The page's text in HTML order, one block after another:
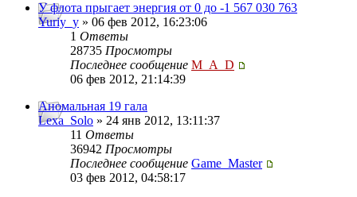
У флота прыгает энергия от 0 до -1 567 030 763
Yuriy_y » 06 фев 2012, 16:23:06
1 Ответы
28735 Просмотры
Последнее сообщение M_A_D
06 фев 2012, 21:14:39
Аномальная 19 гала
Lexa_Solo » 24 янв 2012, 13:11:37
11 Ответы
36942 Просмотры
Последнее сообщение Game_Master
03 фев 2012, 04:58:17